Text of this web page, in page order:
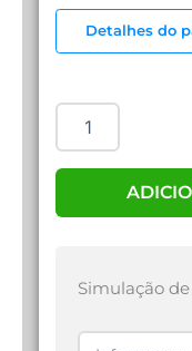
Detalhes do
17
quantidade
Simulação